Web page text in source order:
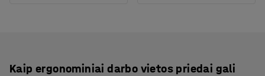
Kaip ergonominiai darbo vietos priedai gali